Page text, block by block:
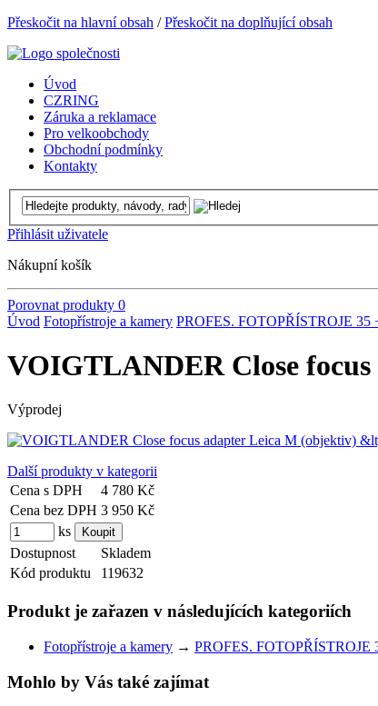
Přeskočit na hlavní obsah /Přeskočit na doplňující obsah
Úvod
CZRING
Záruka a reklamace
Pro velkoobchody
Obchodní podmínky
Kontakty
Přihlásit uživatele
Nákupní košík
Porovnat produkty 0
Úvod Fotopřístroje a kamery PROFES. FOTOPŘÍSTROJE 35
VOIGTLANDER Close
Výprodej
Další produkty v kategorii
Cena s DPH
4 780 Kč
Cena bez DPH 3 950 Kč
ks
Dostupnost
Skladem
Kód produktu
119632
Produkt je zařazen v následujících kategoriích
Fotopřístroje a kamery → PROFES. FOTOPŘÍSTROJE
Mohlo by Vás také zajímat